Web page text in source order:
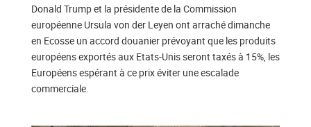
Donald Trump et la présidente de la Commission
européenne Ursula von der Leyen ont arraché dimanche
en Ecosse un accord douanier prévoyant que les produits
européens exportés aux Etats-Unis seront taxés à 15%, les
Européens espérant à ce prix éviter une escalade
commerciale.